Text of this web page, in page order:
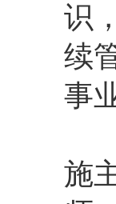
识
续
事
施